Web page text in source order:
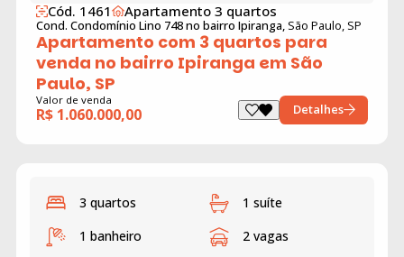
Cód. 1461 Apartamento 3 quartos
Cond. Condomínio Lino 748 no bairro Ipiranga, São Paulo, SP
Apartamento com 3 quartos para
venda no bairro Ipiranga em São
Paulo, SP
Valor de venda
R$ 1.060.000,00 Detalhes
3 quartos
1 suíte
1 banheiro
2 vagas